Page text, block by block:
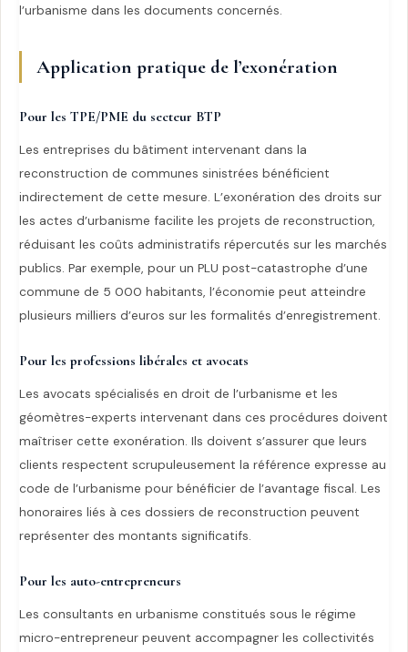
l’urbanisme dans les documents concernés.
Application pratique de l’exonération
Pour les TPE/PME du secteur BTP
Les entreprises du bâtiment intervenant dans la
reconstruction de communes sinistrées bénéficient
indirectement de cette mesure. L’exonération des droits sur
les actes d’urbanisme facilite les projets de reconstruction,
réduisant les coûts administratifs répercutés sur les marchés
publics. Par exemple, pour un PLU post-catastrophe d’une
commune de 5 000 habitants, l’économie peut atteindre
plusieurs milliers d’euros sur les formalités d’enregistrement.
Pour les professions libérales et avocats
Les avocats spécialisés en droit de l’urbanisme et les
géomètres-experts intervenant dans ces procédures doivent
maîtriser cette exonération. Ils doivent s’assurer que leurs
clients respectent scrupuleusement la référence expresse au
code de l’urbanisme pour bénéficier de l’avantage fiscal. Les
honoraires liés à ces dossiers de reconstruction peuvent
représenter des montants significatifs.
Pour les auto-entrepreneurs
Les consultants en urbanisme constitués sous le régime
micro-entrepreneur peuvent accompagner les collectivités